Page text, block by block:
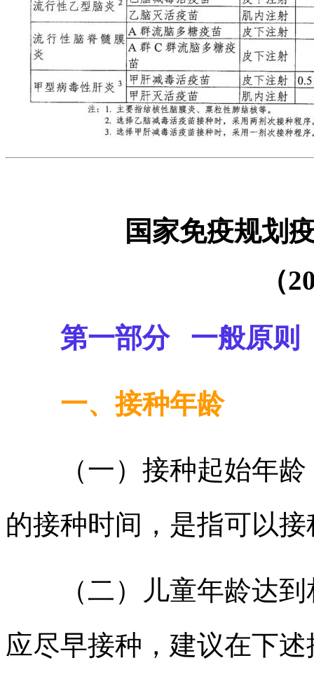
国家免疫规划
（
第一部分 一般原则
一、接种年龄
（一）接种起始年龄
的接种时间，是指可以
（二）儿童年龄达到
应尽早接种，建议在下